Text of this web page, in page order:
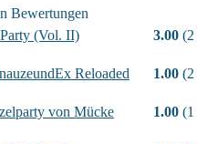
Bewertungen
(Vol. II) 3.00 (2
Reloaded 1.00 (2
von Mücke 1.00 (1